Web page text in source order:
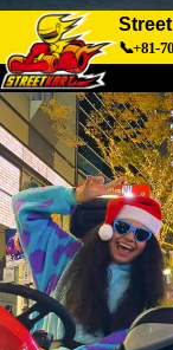
📞+81-
關於
交通方式
公司
東京品川